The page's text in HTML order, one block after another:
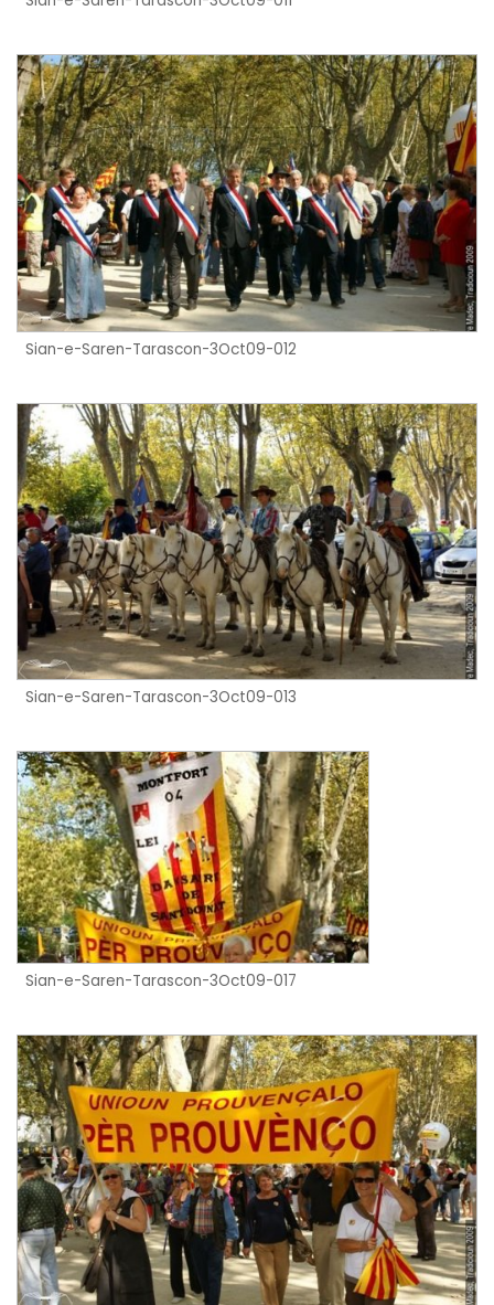
Sian-e-Saren-Tarascon-3Oct09-012
Sian-e-Saren-Tarascon-3Oct09-013
Sian-e-Saren-Tarascon-3Oct09-017